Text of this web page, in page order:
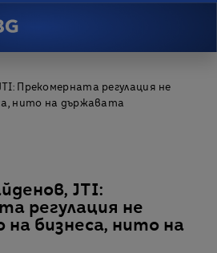
Прекомерната регулация не
нито на държавата
JTI:
регулация не
на бизнеса, нито на